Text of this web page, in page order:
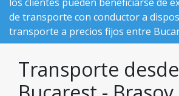
de transporte con conductor a
transporte a precios fijos entre
Transporte